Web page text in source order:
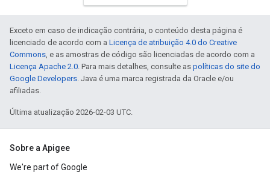
Exceto em caso de indicação contrária, o conteúdo desta página é
licenciado de acordo com a Licença de atribuição 4.0 do Creative
Commons, e as amostras de código são licenciadas de acordo com a
Licença Apache 2.0. Para mais detalhes, consulte as políticas do site do
Google Developers. Java é uma marca registrada da Oracle e/ou
afiliadas.
Última atualização 2026-02-03 UTC.
Sobre a Apigee
We're part of Google